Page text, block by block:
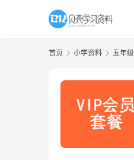
首页 小学资料 五年级